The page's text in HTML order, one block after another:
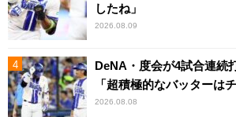
したね」
2026.08.09
DeNA・度会が4試合連続
「超積極的なバッターは
2026.08.08